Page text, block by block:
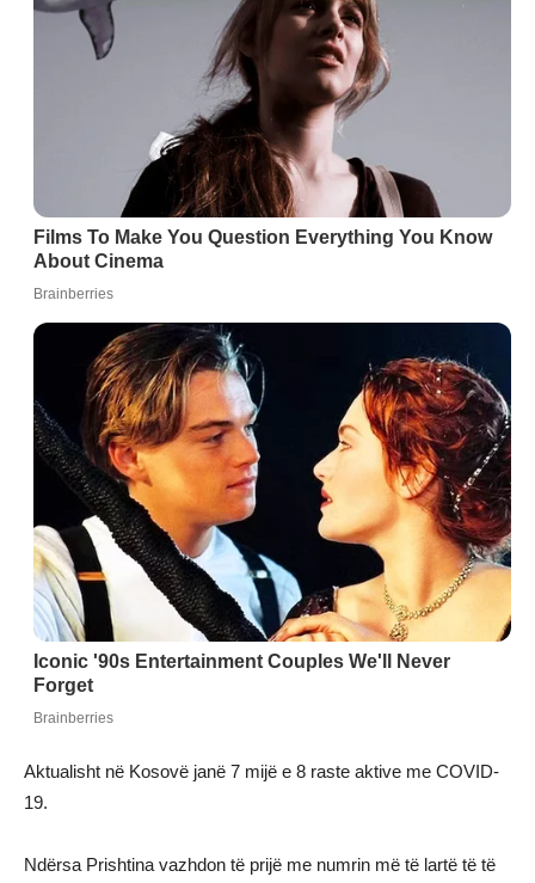
Aktualisht në Kosovë janë 7 mijë e 8 raste aktive me COVID-
19.
Ndërsa Prishtina vazhdon të prijë me numrin më të lartë të të